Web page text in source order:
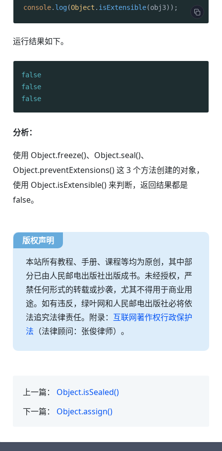
console. log(Object . isExtensible(obj3));
运行结果如下。
false
false
false
分析：
使用 Object.freeze()、Object.seal()、
Object.preventExtensions() 这 3 个方法创建的对象，
使用 Object.isExtensible() 来判断，返回结果都是
false。
版权声明
本站所有教程、手册、课程等均为原创，其中部
分已由人民邮电出版社出版成书。未经授权，严
禁任何形式的转载或抄袭，尤其不得用于商业用
途。如有违反，绿叶网和人民邮电出版社必将依
法追究法律责任。附录： 互联网著作权行政保护
法 （法律顾问：张俊律师）。
上一篇： Object.isSealed()
下一篇： Object.assign()